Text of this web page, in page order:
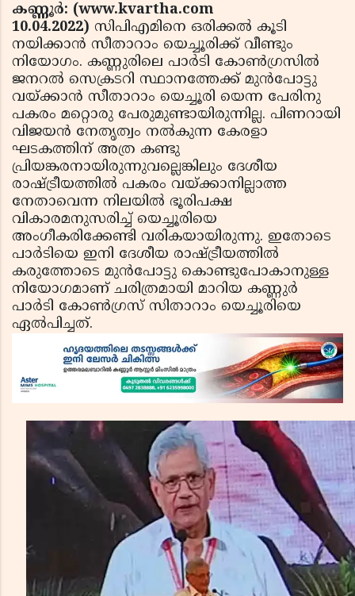
കണ്ണൂർ: (www.kvartha.com
10.04.2022) സിപിഎമിനെ ഒരിക്കൽ കൂടി
നയിക്കാൻ സീതാറാം യെച്ചൂരിക്ക് വീണ്ടും
നിയോഗം. കണ്ണുരിലെ പാർടി കോൺഗ്രസിൽ
ജനറൽ സെക്രടറി സ്ഥാനത്തേക്ക് മുൻപോട്ടു
വയ്ക്കാൻ സീതാറാം യെച്ചൂരി യെന്ന പേരിനു
പകരം മറ്റൊരു പേരുമുണ്ടായിരുന്നില്ല. പിണറായി
വിജയൻ നേതൃത്വം നൽകുന്ന കേരളാ
ഘടകത്തിന് അത്ര കണ്ടു
പ്രിയങ്കരനായിരുന്നുവല്ലെങ്കിലും ദേശീയ
രാഷ്ട്രീയത്തിൽ പകരം വയ്ക്കാനില്ലാത്ത
നേതാവെന്ന നിലയിൽ ഭൂരിപക്ഷ
വികാരമനുസരിച്ച് യെച്ചൂരിയെ
അംഗീകരിക്കേണ്ടി വരികയായിരുന്നു. ഇതോടെ
പാർടിയെ ഇനി ദേശീയ രാഷ്ട്രീയത്തിൽ
കരുത്തോടെ മുൻപോട്ടു കൊണ്ടുപോകാനുള്ള
നിയോഗമാണ് ചരിത്രമായി മാറിയ കണ്ണുർ
പാർടി കോൺഗ്രസ് സിതാറാം യെച്ചൂരിയെ
ഏൽപിച്ചത്.